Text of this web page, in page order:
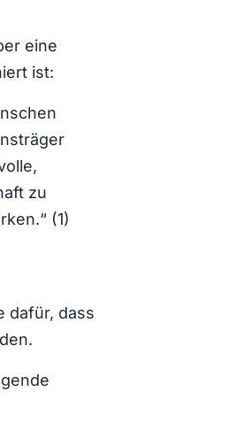
eine
ist:
zu
(1)
dafür, dass